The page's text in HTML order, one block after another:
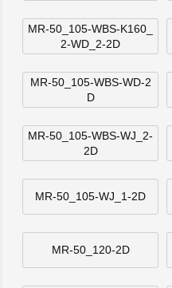
MR-50_105-WBS-K160_
2-WD_2-2D
MR-50_105-WBS-WD-2
D
MR-50_105-WBS-WJ_2-
2D
MR-50_105-WJ_1-2D
MR-50_120-2D